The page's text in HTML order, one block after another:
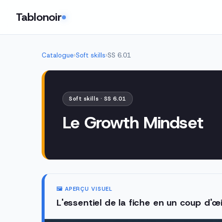
Tablonoir
Catalogue›Soft skills›SS 6.01
Soft skills · SS 6.01
Le Growth Mindset
🖼️ APERÇU VISUEL
L'essentiel de la fiche en un coup